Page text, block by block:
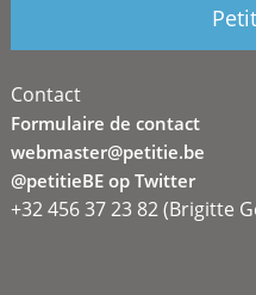
Contact
Formulaire de contact
webmaster@petitie.be
@petitieBE op Twitter
+32 456 37 23 82 (Brigitte